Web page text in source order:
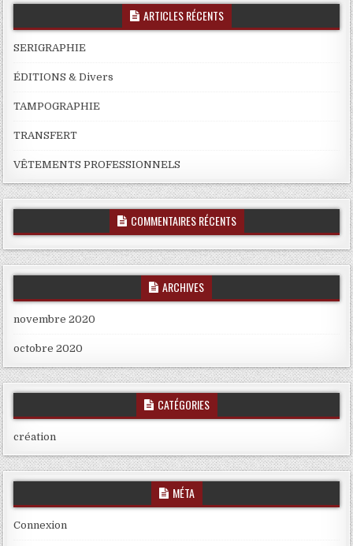
ARTICLES RÉCENTS
SERIGRAPHIE
ÉDITIONS & Divers
TAMPOGRAPHIE
TRANSFERT
VÊTEMENTS PROFESSIONNELS
COMMENTAIRES RÉCENTS
ARCHIVES
novembre 2020
octobre 2020
CATÉGORIES
création
MÉTA
Connexion